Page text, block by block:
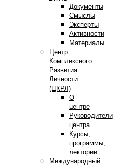
Документы
Смыслы
Эксперты
Активности
Материалы
Центр
Комплексного
Развития
Личности
(ЦКРЛ)
О
центре
Руководители
центра
Курсы,
программы,
лектории
Международный